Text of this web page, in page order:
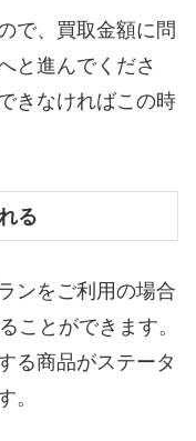
で、買取金額に問
と進んでくださ
きなければこの時
る
ンをご利用の場合
ことができます。
る商品がステータ
。